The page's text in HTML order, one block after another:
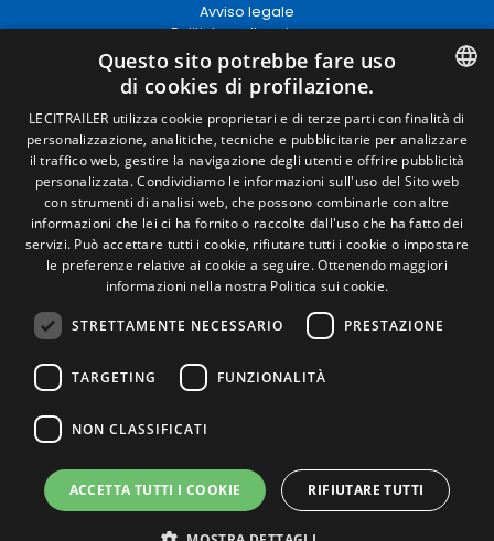
Avviso legale
Politiche sulla privacy
Politica sui cookie
Condizioni generali di vendita
Gestire i cookie
Contatto
Camino de los Huertos, S/N. Apdo 100 .
50620 - Casetas (Zaragoza) Spagna
+(34) 976 462 121
© Lecitrailer S.A. 2026
SPANISH
ENGLISH
ITALIAN
PORTUGUESE
Questo sito potrebbe fare uso
di cookies di profilazione.
LECITRAILER utilizza cookie proprietari e di terze parti con finalità di
personalizzazione, analitiche, tecniche e pubblicitarie per analizzare
il traffico web, gestire la navigazione degli utenti e offrire pubblicità
personalizzata. Condividiamo le informazioni sull'uso del Sito web
con strumenti di analisi web, che possono combinarle con altre
informazioni che lei ci ha fornito o raccolte dall'uso che ha fatto dei
servizi. Può accettare tutti i cookie, rifiutare tutti i cookie o impostare
le preferenze relative ai cookie a seguire. Ottenendo maggiori
informazioni nella nostra Politica sui cookie.
STRETTAMENTE NECESSARIO PRESTAZIONE
TARGETING FUNZIONALITÀ
NON CLASSIFICATI
ACCETTA TUTTI I COOKIE RIFIUTARE TUTTI